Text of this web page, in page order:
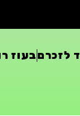
לזכרםבעוז